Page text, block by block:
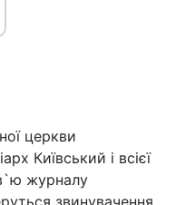
церкви
Київський і всієї
журналу
звинувачення